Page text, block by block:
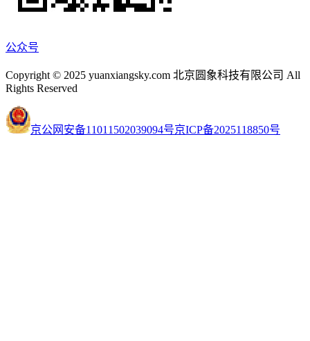
公众号
Copyright © 2025 yuanxiangsky.com 北京圆象科技有限公司 All
Rights Reserved
京公网安备11011502039094号京ICP备2025118850号